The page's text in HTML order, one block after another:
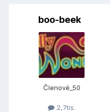
boo-beek
Členové_50
2,7tis.